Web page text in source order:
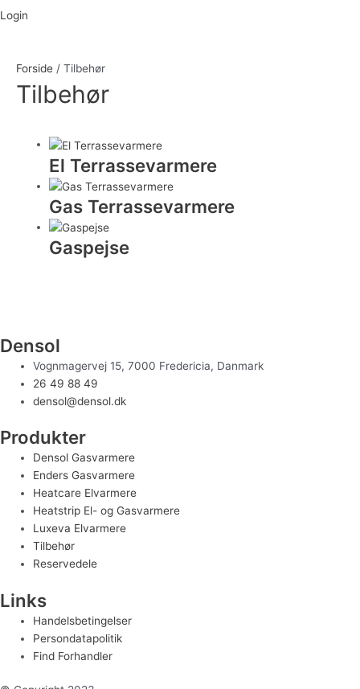
Login
Forside / Tilbehør
Tilbehør
El Terrassevarmere
Gas Terrassevarmere
Gaspejse
Densol
Vognmagervej 15, 7000 Fredericia, Danmark
26 49 88 49
densol@densol.dk
Produkter
Densol Gasvarmere
Enders Gasvarmere
Heatcare Elvarmere
Heatstrip El- og Gasvarmere
Luxeva Elvarmere
Tilbehør
Reservedele
Links
Handelsbetingelser
Persondatapolitik
Find Forhandler